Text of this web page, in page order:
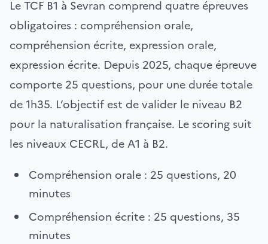
Le TCF B1 à Sevran comprend quatre épreuves
obligatoires : compréhension orale,
compréhension écrite, expression orale,
expression écrite. Depuis 2025, chaque épreuve
comporte 25 questions, pour une durée totale
de 1h35. L’objectif est de valider le niveau B2
pour la naturalisation française. Le scoring suit
les niveaux CECRL, de A1 à B2.
Compréhension orale : 25 questions, 20
minutes
Compréhension écrite : 25 questions, 35
minutes